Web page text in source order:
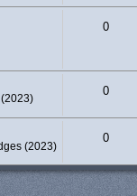
0
0
(2023)
0